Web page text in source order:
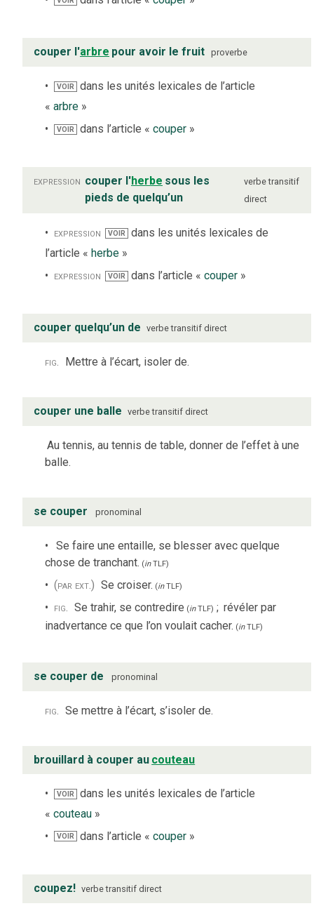
couper l'arbre pour avoir le fruit proverbe
VOIR
dans les unités lexicales de l’article
« arbre »
VOIR dans l’article «couper »
expression couper l'herbe sous les
pieds de quelqu’un
verbe transitif
direct
expression VOIR dans les unités lexicales de
l’article « herbe »
expression
VOIR dans l’article « couper»
couper quelqu’un de verbe transitif direct
fig. Mettre à l’écart, isoler de.
couper une balle verbe transitif direct
Au tennis, au tennis de table, donner de l’effet à une
balle.
se couper pronominal
Se faire une entaille, se blesser avec quelque
chose de tranchant. (inTLF)
(par ext.) Se croiser. (inTLF)
fig. Se trahir, se contredire (inTLF) ; révéler par
inadvertance ce que l’on voulait cacher. (inTLF)
se couper de pronominal
fig. Se mettre à l’écart, s’isoler de.
brouillard à couper au couteau
VOIR
dans les unités lexicales de l’article
« couteau »
VOIR dans l’article «couper »
coupez! verbe transitif direct